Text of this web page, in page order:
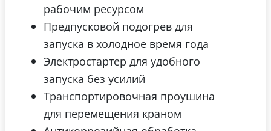
рабочим ресурсом
Предпусковой подогрев для
запуска в холодное время года
Электростартер для удобного
запуска без усилий
Транспортировочная проушина
для перемещения краном